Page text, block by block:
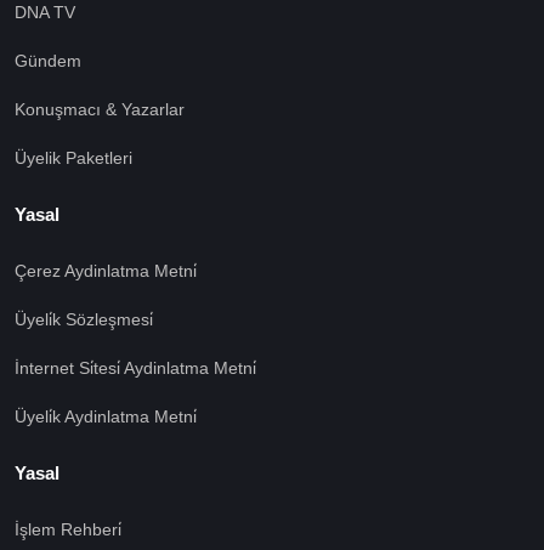
DNA TV
Gündem
Konuşmacı & Yazarlar
Üyelik Paketleri
Yasal
Çerez Aydinlatma Metni̇
Üyeli̇k Sözleşmesi̇
İnternet Si̇tesi̇ Aydinlatma Metni̇
Üyeli̇k Aydinlatma Metni̇
Yasal
İşlem Rehberi̇